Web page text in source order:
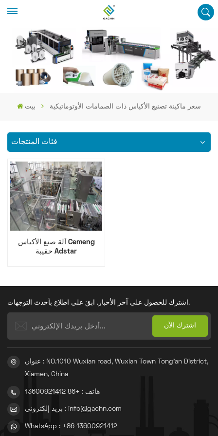
بيت سعر ماكينة تصنيع الأكياس ذات الصمامات الأوتوماتيكية
فئات المنتجات
آلة صنع الأكياس Cemeng
حقيبة Adstar
اشترك للحصول على آخر الأخبار. ابقَ على اطلاع بأحدث التوجهات.
عنوان : NO.1010 Wuxian road, Wuxian Town Tong'an District,
Xiamen, China
هاتف : +86 13600921412
بريد إلكتروني : info@gachn.com
WhatsApp : +86 13600921412